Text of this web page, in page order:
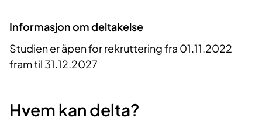
Informasjon om deltakelse
Studien er åpen for rekruttering fra 01.11.2022
fram til 31.12.2027
Hvem kan delta?